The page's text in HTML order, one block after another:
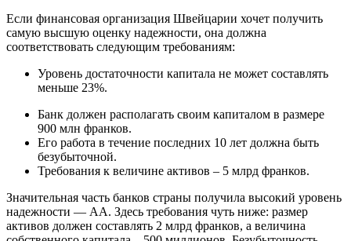
Если финансовая организация Швейцарии хочет получить
самую высшую оценку надежности, она должна
соответствовать следующим требованиям:
Уровень достаточности капитала не может составлять
меньше 23%.
Банк должен располагать своим капиталом в размере
900 млн франков.
Его работа в течение последних 10 лет должна быть
безубыточной.
Требования к величине активов – 5 млрд франков.
Значительная часть банков страны получила высокий уровень
надежности — АА. Здесь требования чуть ниже: размер
активов должен составлять 2 млрд франков, а величина